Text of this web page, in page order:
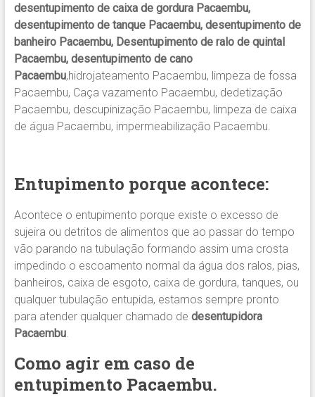
desentupimento de caixa de gordura Pacaembu,
desentupimento de tanque Pacaembu, desentupimento de
banheiro Pacaembu, Desentupimento de ralo de quintal
Pacaembu, desentupimento de cano
Pacaembu,hidrojateamento Pacaembu, limpeza de fossa
Pacaembu, Caça vazamento Pacaembu, dedetização
Pacaembu, descupinização Pacaembu, limpeza de caixa
de água Pacaembu, impermeabilização Pacaembu.
Entupimento porque acontece:
Acontece o entupimento porque existe o excesso de
sujeira ou detritos de alimentos que ao passar do tempo
vão parando na tubulação formando assim uma crosta
impedindo o escoamento normal da água dos ralos, pias,
banheiros, caixa de esgoto, caixa de gordura, tanques, ou
qualquer tubulação entupida, estamos sempre pronto
para atender qualquer chamado de desentupidora
Pacaembu.
Como agir em caso de
entupimento Pacaembu.